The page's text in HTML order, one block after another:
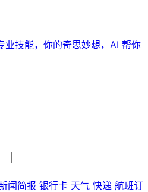
业技能，你的奇思妙想，AI 帮你
闻简报 银行卡 天气 快递 航班订